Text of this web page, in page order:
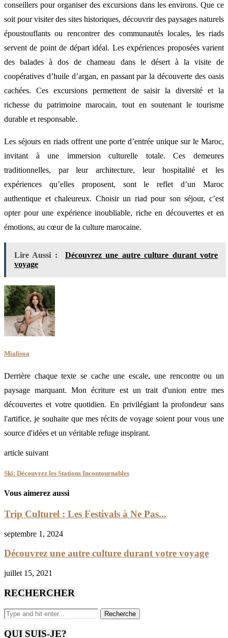
conseillers pour organiser des excursions dans les environs. Que ce
soit pour visiter des sites historiques, découvrir des paysages naturels
époustouflants ou rencontrer des communautés locales, les riads
servent de point de départ idéal. Les expériences proposées varient
des balades à dos de chameau dans le désert à la visite de
coopératives d’huile d’argan, en passant par la découverte des oasis
cachées. Ces excursions permettent de saisir la diversité et la
richesse du patrimoine marocain, tout en soutenant le tourisme
durable et responsable.
Les séjours en riads offrent une porte d’entrée unique sur le Maroc,
invitant à une immersion culturelle totale. Ces demeures
traditionnelles, par leur architecture, leur hospitalité et les
expériences qu’elles proposent, sont le reflet d’un Maroc
authentique et chaleureux. Choisir un riad pour son séjour, c’est
opter pour une expérience inoubliable, riche en découvertes et en
émotions, au cœur de la culture marocaine.
Lire Aussi :
Découvrez une autre culture durant votre
voyage
Mialisoa
Derrière chaque texte se cache une escale, une rencontre ou un
paysage marquant. Mon écriture est un trait d'union entre mes
découvertes et votre quotidien. En privilégiant la profondeur sans
l'artifice, je souhaite que mes récits de voyage soient pour vous une
source d'idées et un véritable refuge inspirant.
article suivant
Ski: Découvrez les Stations Incontournables
Vous aimerez aussi
Trip Culturel : Les Festivals à Ne Pas...
septembre 1, 2024
Découvrez une autre culture durant votre voyage
juillet 15, 2021
RECHERCHER
QUI SUIS-JE?